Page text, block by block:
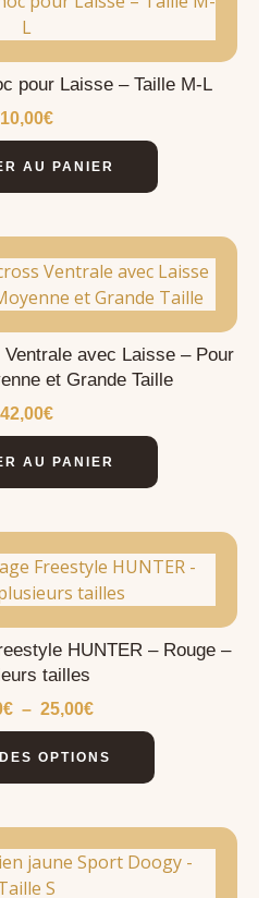
pour Laisse – Taille M-L
10,00€
AU PANIER
avec Laisse – Pour
et Grande Taille
42,00€
AU PANIER
HUNTER – Rouge –
tailles
€ – 25,00€
OPTIONS